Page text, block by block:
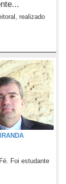
realizado
Foi estudante